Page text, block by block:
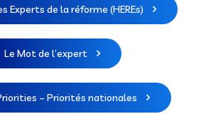
Experts de la réforme (HEREs)
Le Mot de l’expert
– Priorités nationales